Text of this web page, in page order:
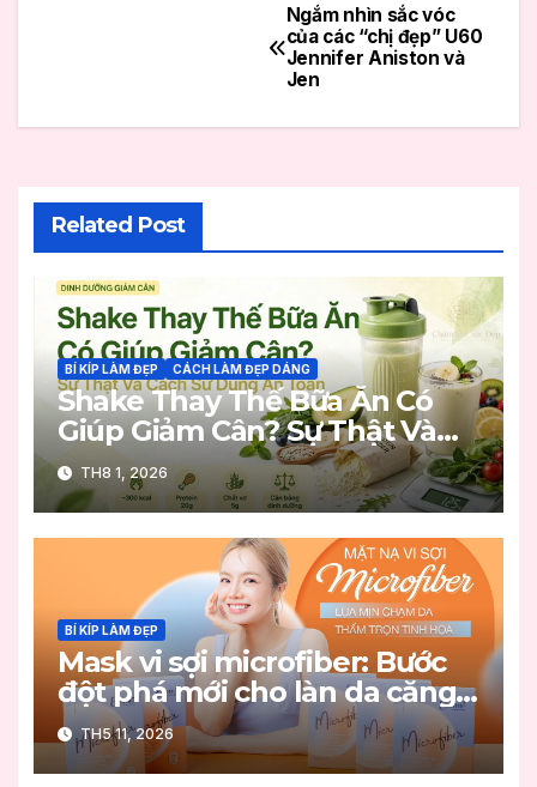
bài
Ngắm nhìn sắc vóc
của các “chị đẹp” U60
Jennifer Aniston và
Jen
Related Post
BÍ KÍP LÀM ĐẸP CÁCH LÀM ĐẸP DÁNG
Shake Thay Thế Bữa Ăn Có
Giúp Giảm Cân? Sự Thật Và
Cách Sử Dụng An Toàn
TH8 1, 2026
BÍ KÍP LÀM ĐẸP
Mask vi sợi microfiber: Bước
đột phá mới cho làn da căng
mọng
TH5 11, 2026